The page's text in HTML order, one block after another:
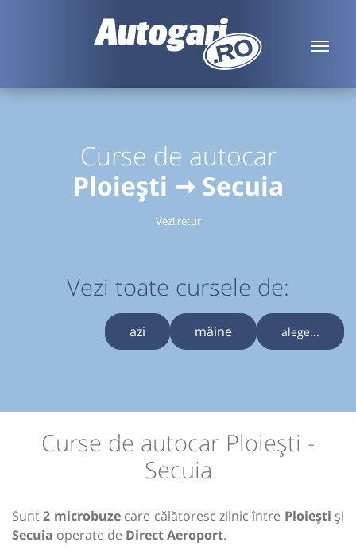
Curse de autocar
Ploiești ➞ Secuia
Vezi retur
Vezi toate cursele de:
azi mâine alege...
Curse de autocar Ploiești -
Secuia
Sunt2 microbuzecare călătoresc zilnic între Ploiești și
Secuia operate de Direct Aeroport.